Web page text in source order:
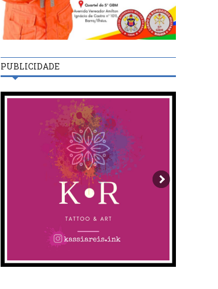
PUBLICIDADE